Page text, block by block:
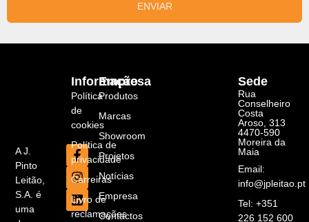
ENVIAR
A J.
Pinto
Leitão,
S.A. é
uma
Empresa
Produtos
Marcas
Showroom
Projetos
Notícias
Empresa
Contactos
Informação
Política
de
cookies
Política de
privacidade
Carreiras
Livro de
reclamações
Sede
Rua
Conselheiro
Costa
Aroso, 313
4470-590
Moreira da
Maia
Email:
info@jpleitao.pt
Tel: +351
226 152 600